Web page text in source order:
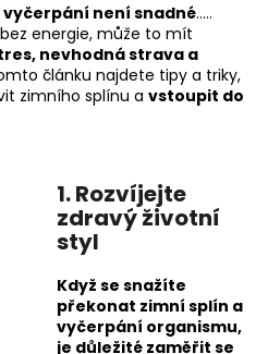
není snadné.....
energie, může to mít
nevhodná strava a
článku najdete tipy a triky,
zimního splínu a vstoupit do
1. Rozvíjejte
zdravý životní
styl
Když se snažíte
překonat zimní splín a
vyčerpání organismu,
je důležité zaměřit se